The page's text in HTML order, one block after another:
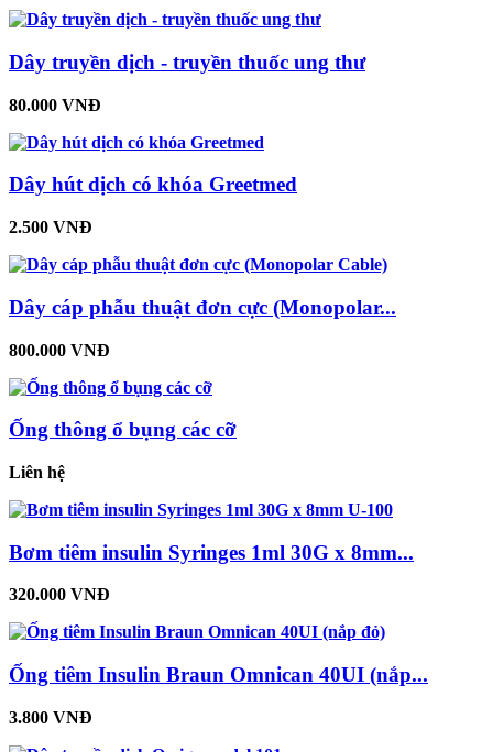
Dây truyền dịch - truyền thuốc ung thư
80.000 VNĐ
Dây hút dịch có khóa Greetmed
2.500 VNĐ
Dây cáp phẫu thuật đơn cực (Monopolar...
800.000 VNĐ
Ống thông ổ bụng các cỡ
Liên hệ
Bơm tiêm insulin Syringes 1ml 30G x 8mm...
320.000 VNĐ
Ống tiêm Insulin Braun Omnican 40UI (nắp...
3.800 VNĐ